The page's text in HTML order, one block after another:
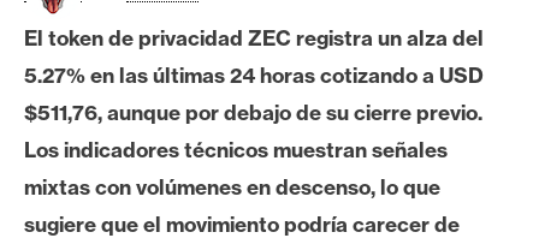
t
c
o
i
El token de privacidad ZEC registra un alza del
5.27% en las últimas 24 horas cotizando a USD
$511,76, aunque por debajo de su cierre previo.
Los indicadores técnicos muestran señales
mixtas con volúmenes en descenso, lo que
sugiere que el movimiento podría carecer de